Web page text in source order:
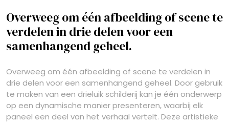
Overweeg om één afbeelding of scene te
verdelen in drie delen voor een
samenhangend geheel.
Overweeg om één afbeelding of scene te verdelen in
drie delen voor een samenhangend geheel. Door gebruik
te maken van een drieluik schilderij kan je één onderwerp
op een dynamische manier presenteren, waarbij elk
paneel een deel van het verhaal vertelt. Deze artistieke